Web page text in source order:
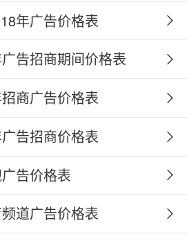
年广告价格表
告招商期间价格表
商广告价格表
告招商价格表
告价格表
道广告价格表